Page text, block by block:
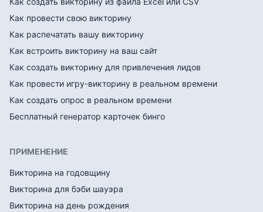
Как провести свою викторину
Как распечатать вашу викторину
Как встроить викторину на ваш сайт
Как создать викторину для привлечения лидов
Как провести игру-викторину в реальном времени
Как создать опрос в реальном времени
Бесплатный генератор карточек бинго
ПРИМЕНЕНИЕ
Викторина на годовщину
Викторина для бэби шауэра
Викторина на день рождения